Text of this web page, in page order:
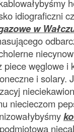
idiograficzni
w
piece węglowe i
i solary.
niecieczom